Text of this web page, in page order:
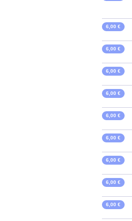
6,00 €
6,00 €
6,00 €
6,00 €
6,00 €
6,00 €
6,00 €
6,00 €
6,00 €